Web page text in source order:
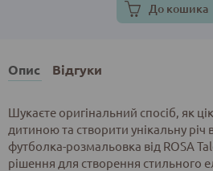
До кошика
Опис Відгуки
Шукаєте оригінальний спосіб, як
дитиною та створити унікальну річ
футболка-розмальовка від ROSA
рішення для створення стильного